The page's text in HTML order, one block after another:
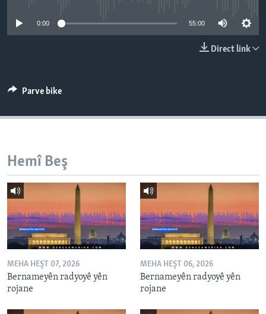
SERNIVÎS
Learning English
FOLLOW US
Zimanên Din
0:00 55:00
Direct link
Parve bike
Hemî Beş
MEHA HEŞT 07, 2026
Bernameyên radyoyê yên
rojane
MEHA HEŞT 06, 2026
Bernameyên radyoyê yên
rojane